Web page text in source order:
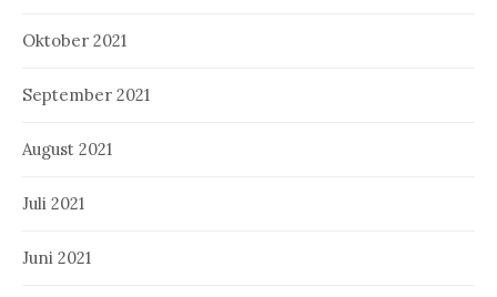
Oktober 2021
September 2021
August 2021
Juli 2021
Juni 2021